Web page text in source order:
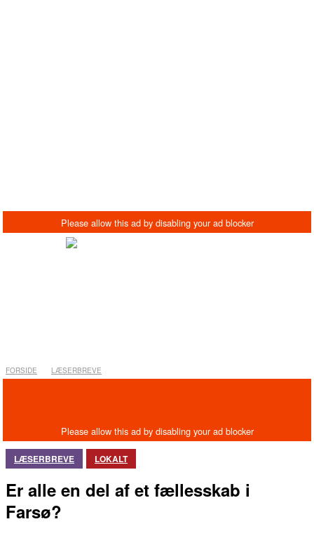
FORSIDE LÆSERBREVE
LÆSERBREVE LOKALT
Er alle en del af et fællesskab i
Farsø?